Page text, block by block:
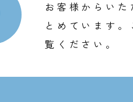
お客様からいた
とめています
覧ください。